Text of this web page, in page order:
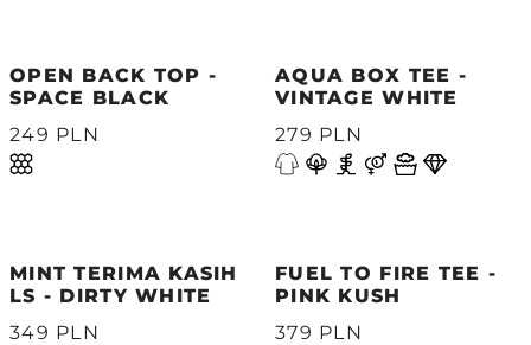
OPEN BACK TOP -
SPACE BLACK
249 PLN
AQUA BOX TEE -
VINTAGE WHITE
279 PLN
MINT TERIMA KASIH
LS - DIRTY WHITE
349 PLN
FUEL TO FIRE TEE -
PINK KUSH
379 PLN